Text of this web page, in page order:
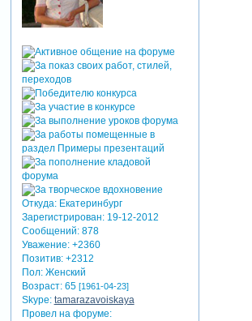
Откуда:Екатеринбург
Зарегистрирован: 19-12-2012
Сообщений:878
Уважение: +2360
Позитив: +2312
Пол:Женский
Возраст:65 [1961-04-23]
Skype: tamarazavoiskaya
Провел на форуме: